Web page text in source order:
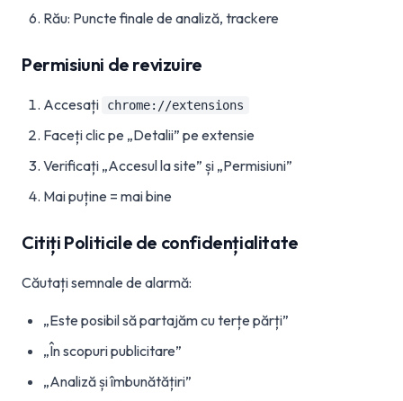
Rău: Puncte finale de analiză, trackere
Permisiuni de revizuire
Accesați chrome://extensions
Faceți clic pe „Detalii” pe extensie
Verificați „Accesul la site” și „Permisiuni”
Mai puține = mai bine
Citiți Politicile de confidențialitate
Căutați semnale de alarmă:
„Este posibil să partajăm cu terțe părți”
„În scopuri publicitare”
„Analiză și îmbunătățiri”